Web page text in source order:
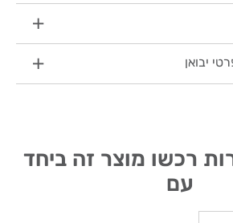
יבואן
רכשו מוצר זה ביחד
עם